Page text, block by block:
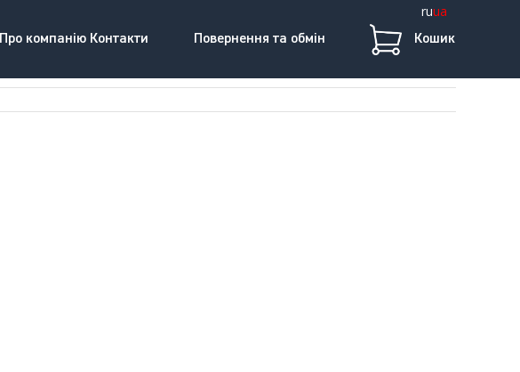
ruua
Про компанію Контакти Повернення та обмін Кошик